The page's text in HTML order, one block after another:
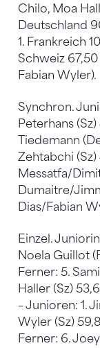
Chilo, Moa
Deutschland
1. Frankreich
Schweiz 67,50
Fabian Wyler).
Synchron.
Peterhans
Tiedemann
Zehtabchi (Sz)
Messatfa/
Dumaitre/
Dias/Fabian
Einzel.
Noela Guillot
Ferner: 5.
Haller (Sz)
– Junioren: 1.
Wyler (Sz)
Ferner: 6.